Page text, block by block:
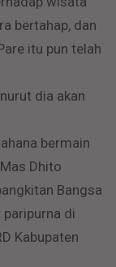
bertahap, dan
itu pun telah
dia akan
bermain
Dhito
Bangsa
di
Kabupaten